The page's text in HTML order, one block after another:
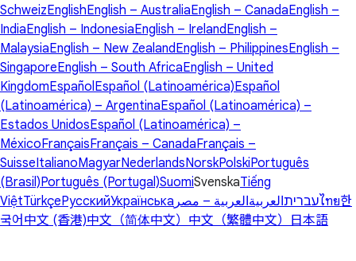
SchweizEnglishEnglish – AustraliaEnglish – CanadaEnglish –
IndiaEnglish – IndonesiaEnglish – IrelandEnglish –
MalaysiaEnglish – New ZealandEnglish – PhilippinesEnglish –
SingaporeEnglish – South AfricaEnglish – United
KingdomEspañol Español (Latinoamérica)Español
(Latinoamérica) – ArgentinaEspañol (Latinoamérica) –
Estados UnidosEspañol (Latinoamérica) –
MéxicoFrançaisFrançais – CanadaFrançais –
SuisseItalianoMagyarNederlandsNorskPolskiPortuguês
(Brasil)Português (Portugal)SuomiSvenskaTiếng
ViệtTürkçeРусскийУкраїнська עבריתالعربيةالعربية – مصر ไทย한
국어 中文 (香港)中文（简体中文） 中文（繁體中文） 日本語